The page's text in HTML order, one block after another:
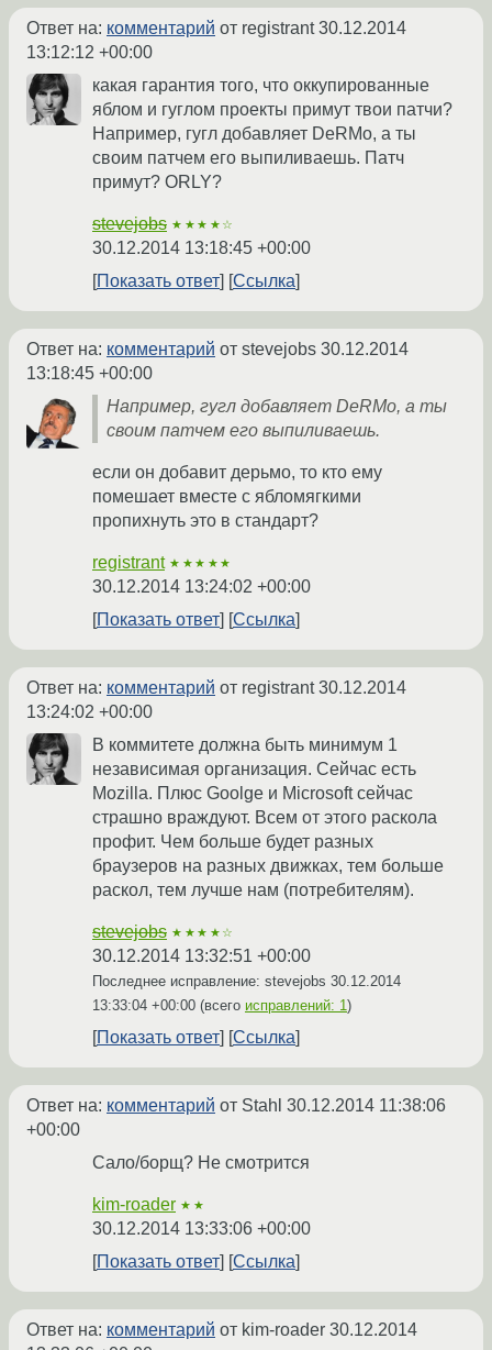
Ответ на: комментарий от registrant30.12.2014
13:12:12 +00:00
какая гарантия того, что оккупированные
яблом и гуглом проекты примут твои патчи?
Например, гугл добавляет DeRMо, а ты
своим патчем его выпиливаешь. Патч
примут? ORLY?
stevejobs ★★★★☆
30.12.2014 13:18:45 +00:00
Показать ответ
Ссылка
Ответ на: комментарий от stevejobs 30.12.2014
13:18:45 +00:00
Например, гугл добавляет DeRMо, а ты
своим патчем его выпиливаешь.
если он добавит дерьмо, то кто ему
помешает вместе с ябломягкими
пропихнуть это в стандарт?
registrant ★★★★★
30.12.2014 13:24:02 +00:00
Показать ответ
Ссылка
Ответ на: комментарий от registrant30.12.2014
13:24:02 +00:00
В коммитете должна быть минимум 1
независимая организация. Сейчас есть
Mozilla. Плюс Goolge и Microsoft сейчас
страшно враждуют. Всем от этого раскола
профит. Чем больше будет разных
браузеров на разных движках, тем больше
раскол, тем лучше нам (потребителям).
stevejobs ★★★★☆
30.12.2014 13:32:51 +00:00
Последнее исправление: stevejobs 30.12.2014
13:33:04 +00:00 (всего исправлений: 1)
Показать ответ Ссылка
Ответ на: комментарий от Stahl 30.12.2014 11:38:06
+00:00
Сало/борщ? Не смотрится
kim-roader ★★
30.12.2014 13:33:06 +00:00
Показать ответ
Ссылка
Ответ на: комментарий от kim-roader 30.12.2014